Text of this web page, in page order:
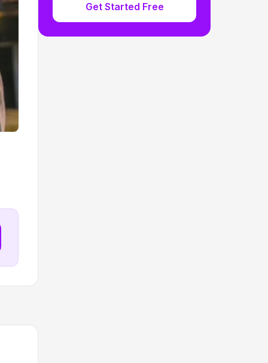
Get Started Free